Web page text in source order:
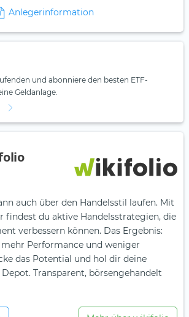
Anlegerinformation
und abonniere den besten ETF-
Geldanlage.
auch über den Handelsstil laufen. Mit
findest du aktive Handelsstrategien, die
verbessern können. Das Ergebnis:
Performance und weniger
das Potential und hol dir deine
Transparent, börsengehandelt